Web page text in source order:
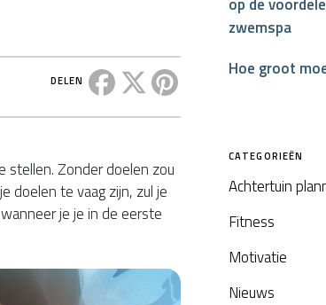
DELEN Deel dit bericht op Facebook
Deel dit bericht op X
Deel dit bericht op
stellen. Zonder doelen zou
doelen te vaag zijn, zul je
je je in de eerste
zwemspa
Hoe groot
CATEGORIEËN
Achtertuin
Fitness
Motivatie
Nieuws